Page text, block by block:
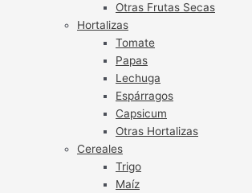
Otras Frutas Secas
Hortalizas
Tomate
Papas
Lechuga
Espárragos
Capsicum
Otras Hortalizas
Cereales
Trigo
Maíz